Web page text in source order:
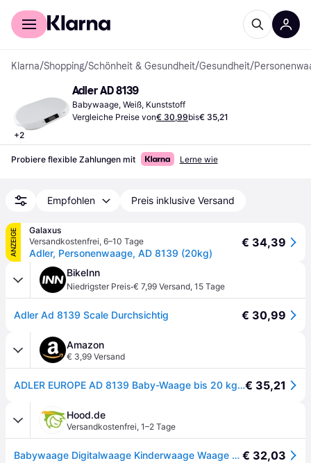
Für Shopper
Klarna/Shopping/Schönheit & Gesundheit/Gesundheit/
+2
Adler AD 8139
Babywaage, Weiß, Kunststoff
Vergleiche Preise von€ 30,99bis€ 35,21
Probiere flexible Zahlungen mit Lerne wie
Empfohlen Preis inklusive Versand
ANZEIGE
Galaxus
Versandkostenfrei, 6–10 Tage
Adler, Personenwaage, AD 8139 (20kg)
€ 34,39
BikeInn
Niedrigster Preis·€ 7,99 Versand, 15 Tage
Adler Ad 8139 Scale Durchsichtig € 30,99
Amazon
€ 3,99 Versand
ADLER EUROPE AD 8139 Baby-Waage bis 20 kg, LCD-Display mit Hintergrundbeleuchtung, Haltefunktion, Tara-Funktion, automatische Abschaltung, Präzision 0,01 kg, Baby-Plattform 56x26 cm, Weiß€ 35,21
Hood.de
Versandkostenfrei, 1–2 Tage
Babywaage Digitalwaage Kinderwaage Waage Adler For bis 20kg weiß Baby Gewicht € 32,03